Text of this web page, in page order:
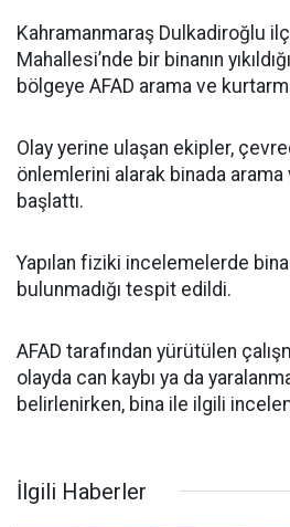
Kahramanmaraş Dulkadiroğlu
Mahallesi’nde bir binanın
bölgeye AFAD arama ve
Olay yerine ulaşan ekipler,
önlemlerini alarak binada arama
başlattı.
Yapılan fiziki incelemelerde
bulunmadığı tespit edildi.
AFAD tarafından yürütülen
olayda can kaybı ya da
belirlenirken, bina ile ilgili
İlgili Haberler